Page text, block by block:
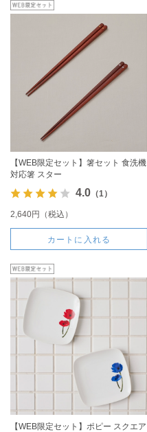
【WEB限定セット】箸セット 食洗機
対応箸 スター
4.0（1）
2,640円（税込）
カートに入れる
【WEB限定セット】ポピー スクエア